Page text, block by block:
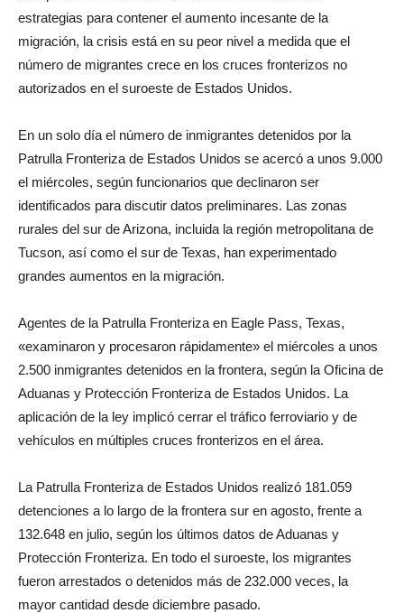
estrategias para contener el aumento incesante de la
migración, la crisis está en su peor nivel a medida que el
número de migrantes crece en los cruces fronterizos no
autorizados en el suroeste de Estados Unidos.
En un solo día el número de inmigrantes detenidos por la
Patrulla Fronteriza de Estados Unidos se acercó a unos 9.000
el miércoles, según funcionarios que declinaron ser
identificados para discutir datos preliminares. Las zonas
rurales del sur de Arizona, incluida la región metropolitana de
Tucson, así como el sur de Texas, han experimentado
grandes aumentos en la migración.
Agentes de la Patrulla Fronteriza en Eagle Pass, Texas,
«examinaron y procesaron rápidamente» el miércoles a unos
2.500 inmigrantes detenidos en la frontera, según la Oficina de
Aduanas y Protección Fronteriza de Estados Unidos. La
aplicación de la ley implicó cerrar el tráfico ferroviario y de
vehículos en múltiples cruces fronterizos en el área.
La Patrulla Fronteriza de Estados Unidos realizó 181.059
detenciones a lo largo de la frontera sur en agosto, frente a
132.648 en julio, según los últimos datos de Aduanas y
Protección Fronteriza. En todo el suroeste, los migrantes
fueron arrestados o detenidos más de 232.000 veces, la
mayor cantidad desde diciembre pasado.